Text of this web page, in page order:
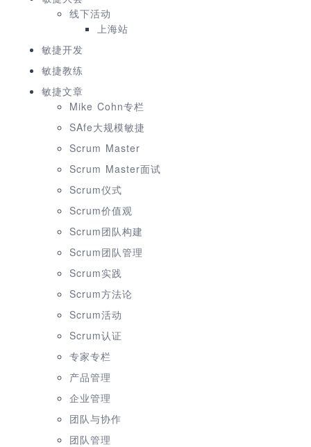
线下活动
上海站
敏捷开发
敏捷教练
敏捷文章
Mike Cohn专栏
SAfe大规模敏捷
Scrum Master
Scrum Master面试
Scrum仪式
Scrum价值观
Scrum团队构建
Scrum团队管理
Scrum实践
Scrum方法论
Scrum活动
Scrum认证
专家专栏
产品管理
企业管理
团队与协作
团队管理